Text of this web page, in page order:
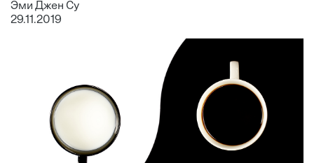
Эми Джен Су
29.11.2019